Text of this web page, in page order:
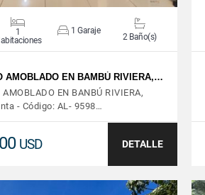
1
1 Garaje
2 Baño(s)
AMOBLADO EN BAMBÚ RIVIERA,…
AMOBLADO EN BANBÚ RIVIERA,
- Código: AL- 9598…
USD DETALLE